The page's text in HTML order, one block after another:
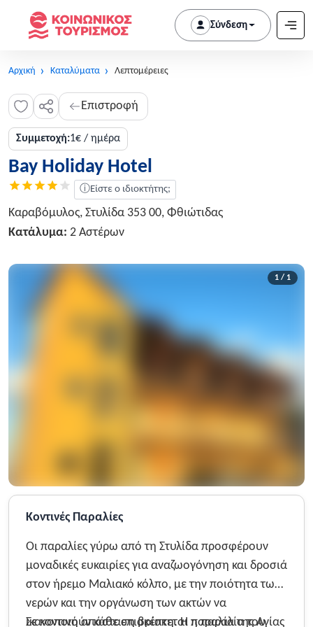
Σύνδεση
Αρχική Καταλύματα Λεπτομέρειες
Συμμετοχή:1€ / ημέρα
Bay Holiday Hotel
ⓘΕίστε ο ιδιοκτήτης;
Καραβόμυλος, Στυλίδα 353 00, Φθιώτιδας
Κατάλυμα: 2 Αστέρων
Επιστροφή
1 / 1
Κοντινές Παραλίες
Οι παραλίες γύρω από τη Στυλίδα προσφέρουν
μοναδικές ευκαιρίες για αναζωογόνηση και δροσιά
στον ήρεμο Μαλιακό κόλπο, με την ποιότητα των
νερών και την οργάνωση των ακτών να
ικανοποιούν κάθε επισκέπτη. Η παραλία της Αγίας
Σε κοντινή απόσταση βρίσκεται η παραλία του